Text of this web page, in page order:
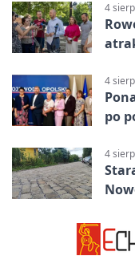
4
4
po
4